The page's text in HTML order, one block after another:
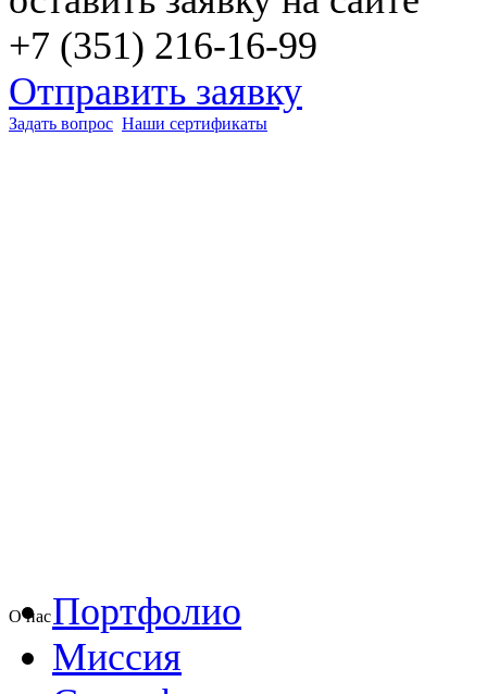
+7 (351) 216-16-99
Отправить заявку
Задать вопрос Наши сертификаты
О насПортфолио
Миссия